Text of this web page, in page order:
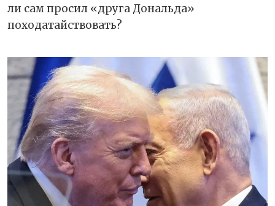
ли сам просил «друга Дональда»
походатайствовать?